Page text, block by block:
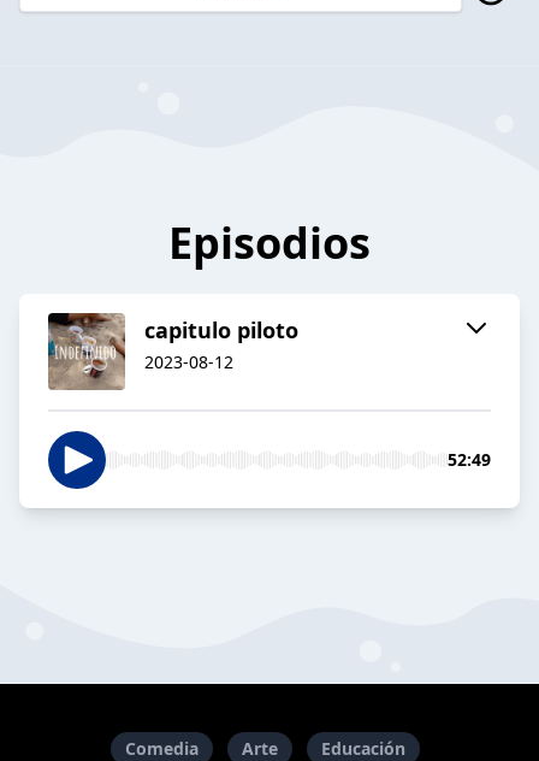
Episodios
capitulo piloto
2023-08-12
52:49
Comedia Arte
Educación